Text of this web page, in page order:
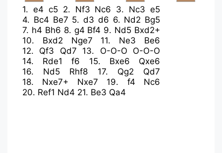
1. e4 c5 2. Nf3 Nc6 3. Nc3 e5
4. Bc4 Be7 5. d3 d6 6. Nd2 Bg5
7. h4 Bh6 8. g4 Bf4 9. Nd5 Bxd2+
10. Bxd2 Nge7 11. Ne3
Be6
12. Qf3 Qd7 13. O-O-O
O-O-O
14. Rde1 f6 15. Bxe6
Qxe6
16. Nd5 Rhf8 17. Qg2
Qd7
18. Nxe7+ Nxe7 19. f4
Nc6
20. Ref1 Nd4 21. Be3 Qa4